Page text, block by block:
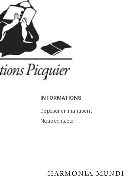
INFORMATIONS
Déposer un manuscrit
Nous contacter